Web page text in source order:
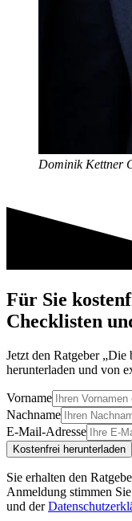
Dominik Kettner
Für Sie
Checklisten
Jetzt den Ratgeber
herunterladen und von
Vorname
Nachname
E-Mail-Adresse
Kostenfrei herunterladen
Sie erhalten den
Anmeldung stimmen
und der